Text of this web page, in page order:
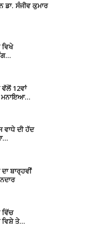
ਸੰਜੀਵ ਕੁਮਾਰ
12ਵਾਂ
ਮਨਾਇਆ…
ਦੀ ਹੱਦ
ਬਾਰ੍ਹਵੀਂ
ਵਿਸ਼ੇ ਤੇ…